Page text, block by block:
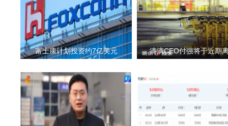
富士康计划投资约7亿美元 滴滴CEO付强将于近期